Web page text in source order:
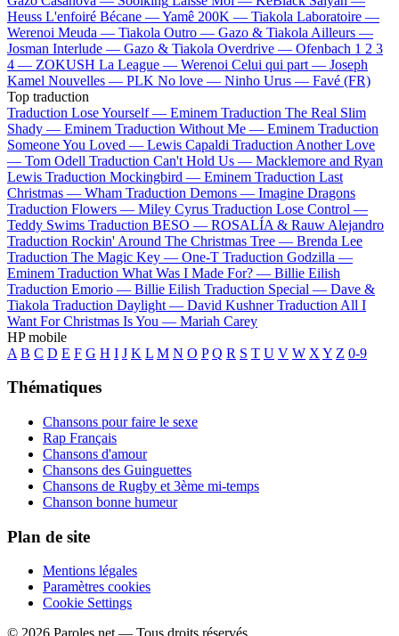
Heuss L'enfoiré Bécane —Yamê 200K — Tiakola Laboratoire —
Werenoi Meuda — Tiakola Outro — Gazo & Tiakola Ailleurs —
Josman Interlude — Gazo & Tiakola Overdrive — Ofenbach 1 2 3
4 — ZOKUSH La League — Werenoi Celui qui part — Joseph
Kamel Nouvelles — PLK No love — Ninho Urus — Favé (FR)
Top traduction
Traduction Lose Yourself — Eminem Traduction The Real Slim
Shady — Eminem Traduction Without Me — Eminem Traduction
Someone You Loved — Lewis Capaldi Traduction Another Love
— Tom Odell Traduction Can't Hold Us — Macklemore and Ryan
Lewis Traduction Mockingbird — Eminem Traduction Last
Christmas — Wham Traduction Demons — Imagine Dragons
Traduction Flowers — Miley Cyrus Traduction Lose Control —
Teddy Swims Traduction BESO — ROSALÍA & Rauw Alejandro
Traduction Rockin' Around The Christmas Tree — Brenda Lee
Traduction The Magic Key — One-T Traduction Godzilla —
Eminem Traduction What Was I Made For? — Billie Eilish
Traduction Emorio — Billie Eilish Traduction Special — Dave &
Tiakola Traduction Daylight — David Kushner Traduction All I
Want For Christmas Is You — Mariah Carey
HP mobile
A B C D E F G H I J K L M N O P Q R S T U V W X Y Z 0-9
Thématiques
Chansons pour faire le sexe
Rap Français
Chansons d'amour
Chansons des Guinguettes
Chansons de Rugby et 3ème mi-temps
Chanson bonne humeur
Plan de site
Mentions légales
Paramètres cookies
Cookie Settings